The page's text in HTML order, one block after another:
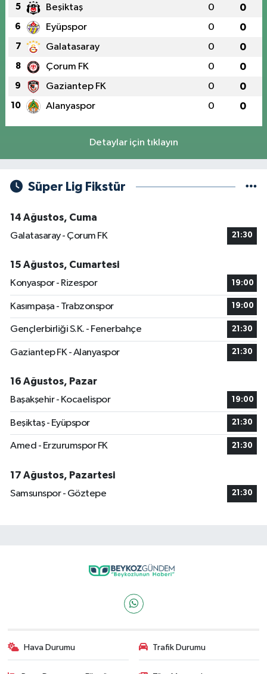
5 Beşiktaş 0 0
6 Eyüpspor 0 0
7 Galatasaray 0 0
8 Çorum FK 0 0
9 Gaziantep FK 0 0
10 Alanyaspor 0 0
Detaylar için tıklayın
Süper Lig Fikstür
14 Ağustos, Cuma
Galatasaray - Çorum FK
21:30
15 Ağustos, Cumartesi
Konyaspor - Rizespor
19:00
Kasımpaşa - Trabzonspor 19:00
Gençlerbirliği S.K. - Fenerbahçe 21:30
Gaziantep FK - Alanyaspor 21:30
16 Ağustos, Pazar
Başakşehir - Kocaelispor
19:00
Beşiktaş - Eyüpspor 21:30
Amed - Erzurumspor FK 21:30
17 Ağustos, Pazartesi
Samsunspor - Göztepe
21:30
Hava Durumu Trafik Durumu